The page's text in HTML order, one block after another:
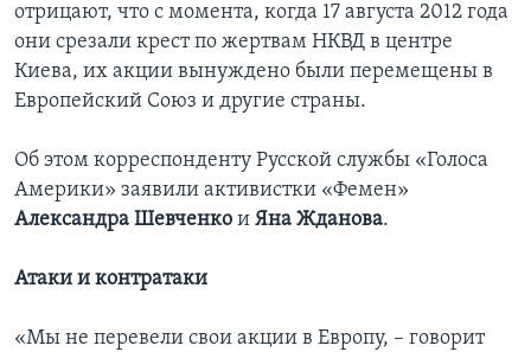
отрицают, что с момента, когда 17 августа 2012 года
они срезали крест по жертвам НКВД в центре
Киева, их акции вынуждено были перемещены в
Европейский Союз и другие страны.
Об этом корреспонденту Русской службы «Голоса
Америки» заявили активистки «Фемен»
Александра Шевченко и Яна Жданова.
Атаки и контратаки
«Мы не перевели свои акции в Европу, – говорит